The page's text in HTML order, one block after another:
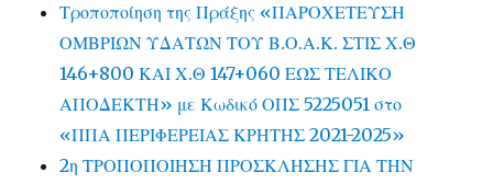
Τροποποίηση της Πράξης «ΠΑΡΟΧΕΤΕΥΣΗ
ΟΜΒΡΙΩΝ ΥΔΑΤΩΝ ΤΟΥ Β.Ο.Α.Κ. ΣΤΙΣ Χ.Θ
146+800 ΚΑΙ Χ.Θ 147+060 ΕΩΣ ΤΕΛΙΚΟ
ΑΠΟΔΕΚΤΗ» με Κωδικό ΟΠΣ 5225051 στο
«ΠΠΑ ΠΕΡΙΦΕΡΕΙΑΣ ΚΡΗΤΗΣ 2021-2025»
2η ΤΡΟΠΟΠΟΙΗΣΗ ΠΡΟΣΚΛΗΣΗΣ ΓΙΑ ΤΗΝ